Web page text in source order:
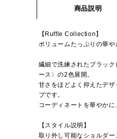
商品説明
【Ruffle Collection】
ボリュームたっぷりの華
繊細で洗練されたブラッ
ース〉の2色展開。
甘さをほどよく抑えたデ
プです。
コーディネートを華やか
【スタイル説明】
取り外し可能なショルダ